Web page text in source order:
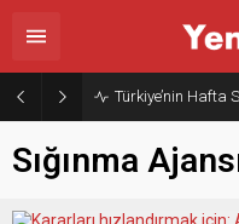
Türkiye’nin Hafta
Sığınma